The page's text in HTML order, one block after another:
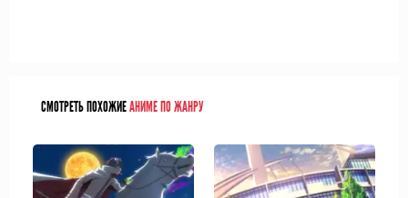
СМОТРЕТЬ ПОХОЖИЕАНИМЕ ПО ЖАНРУ